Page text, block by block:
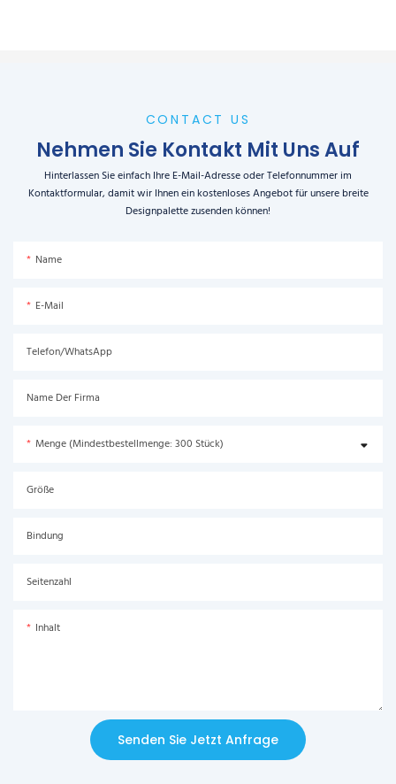
CONTACT US
Nehmen Sie Kontakt Mit Uns Auf
Hinterlassen Sie einfach Ihre E-Mail-Adresse oder Telefonnummer im
Kontaktformular, damit wir Ihnen ein kostenloses Angebot für unsere breite
Designpalette zusenden können!
Name
E-Mail
Telefon/WhatsApp
Name Der Firma
Menge (Mindestbestellmenge: 300 Stück)
Größe
Bindung
Seitenzahl
Inhalt
Senden Sie Jetzt Anfrage